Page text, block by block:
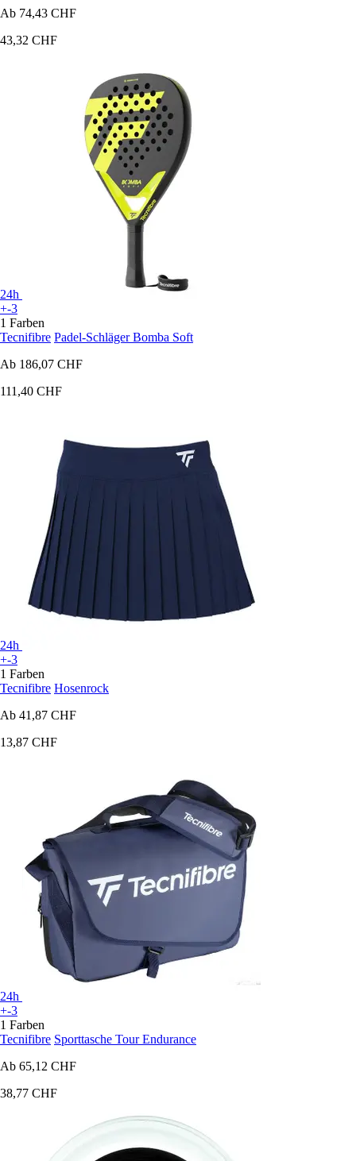
Ab 74,43 CHF
43,32 CHF
24h
+-3
1 Farben
Tecnifibre Padel-Schläger Bomba Soft
Ab 186,07 CHF
111,40 CHF
24h
+-3
1 Farben
Tecnifibre Hosenrock
Ab 41,87 CHF
13,87 CHF
24h
+-3
1 Farben
Tecnifibre Sporttasche Tour Endurance
Ab 65,12 CHF
38,77 CHF